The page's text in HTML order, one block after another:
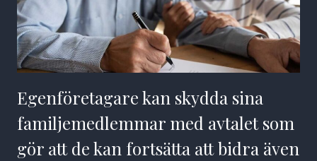
Egenföretagare kan skydda sina
familjemedlemmar med avtalet som
gör att de kan fortsätta att bidra även